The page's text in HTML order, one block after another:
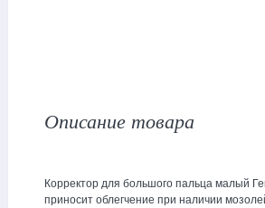
Описание товара
Корректор для большого пальца малый
приносит облегчение при наличии